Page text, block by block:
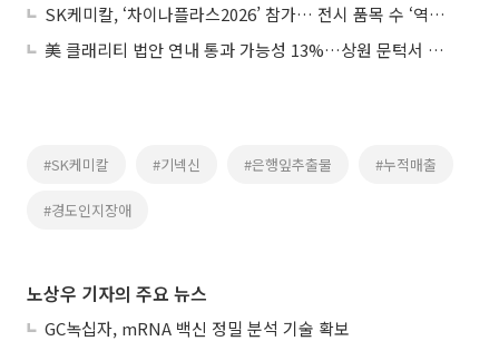
SK케미칼, ‘차이나플라스2026’ 참가… 전시 품목 수 ‘역대 최대’
美 클래리티 법안 연내 통과 가능성 13%…상원 문턱서 제동
#SK케미칼 #기넥신 #은행잎추출물 #누적매출
#경도인지장애
노상우 기자의 주요 뉴스
GC녹십자, mRNA 백신 정밀 분석 기술 확보